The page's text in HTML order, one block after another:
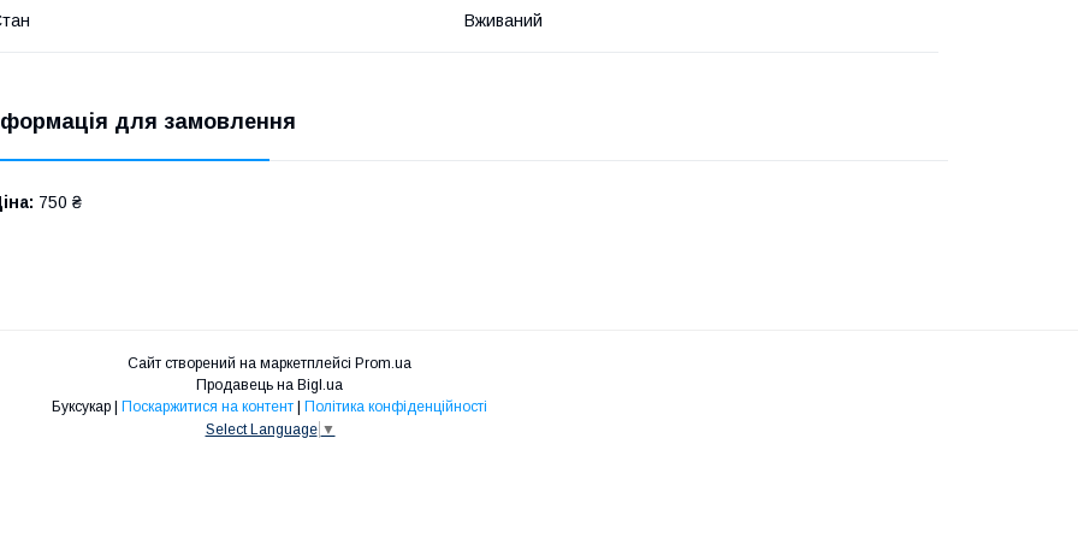
Вживаний
для замовлення
750 ₴
Сайт створений на маркетплейсі Prom.ua
Продавець на Bigl.ua
Поскаржитися на контент
Політика конфіденційності
Select Language ▼